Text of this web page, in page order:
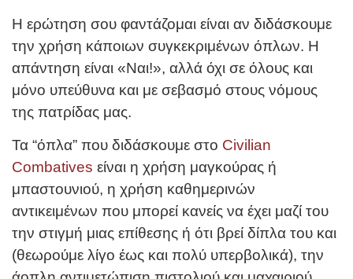
Η ερώτηση σου φαντάζομαι είναι αν διδάσκουμε
την χρήση κάποιων συγκεκριμένων όπλων. Η
απάντηση είναι «Ναι!», αλλά όχι σε όλους και
μόνο υπεύθυνα και με σεβασμό στους νόμους
της πατρίδας μας.
Τα “όπλα” που διδάσκουμε στο Civilian
Combatives είναι η χρήση μαγκούρας ή
μπαστουνιού, η χρήση καθημερινών
αντικειμένων που μπορεί κανείς να έχει μαζί του
την στιγμή μιας επίθεσης ή ότι βρεί δίπλα του και
(θεωρούμε λίγο έως και πολύ υπερβολικά), την